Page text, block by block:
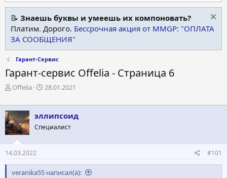
📝 Знаешь буквы и умеешь их компоновать?
Платим. Дорого. Бессрочная акция от MMGP: "ОПЛАТА
ЗА СООБЩЕНИЯ"
Гарант-Сервиc
Гарант-сервис Offelia - Страница 6
А
т
о
р
т
е
м
ы
Offelia
Д
т
а
а
ч
л
28.01.2021
эллипсоид
Специалист
14.03.2022 #101
veranika55 написал(а):